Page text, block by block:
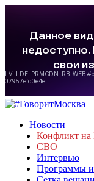
Новости
Конфликт на
СВО
Интервью
Программы